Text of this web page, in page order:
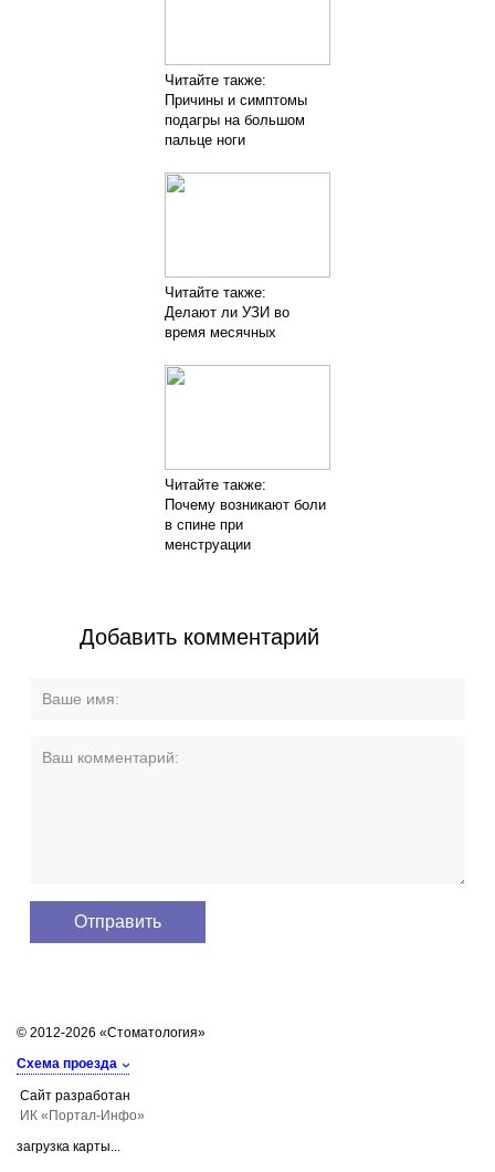
Читайте также:
Причины и симптомы
подагры на большом
пальце ноги
Читайте также:
Делают ли УЗИ во
время месячных
Читайте также:
Почему возникают боли
в спине при
менструации
Добавить комментарий
© 2012-2026 «Стоматология»
Схема проезда
Сайт разработан
ИК «Портал-Инфо»
загрузка карты...